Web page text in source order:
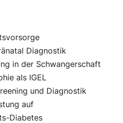
Diagnostik
in der Schwangerschaft
als IGEL
und Diagnostik
auf
Diabetes